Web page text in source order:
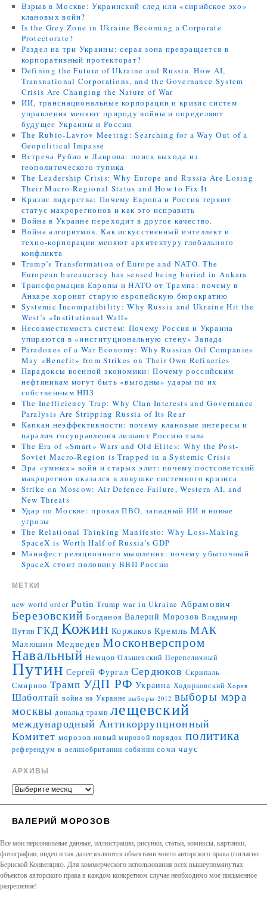
Взрыв в Москве: Украинский след или «сирийское эхо»
клановых войн?
Is the Grey Zone in Ukraine Becoming a Corporate
Protectorate?
Раздел на три Украины: серая зона превращается в
корпоративный протекторат?
Defining the Future of Ukraine and Russia. How AI,
Transnational Corporations, and the Governance System
Crisis Are Changing the Nature of War
ИИ, транснациональные корпорации и кризис систем
управления меняют природу войны и определяют
будущее Украины и России
The Rubio-Lavrov Meeting: Searching for a Way Out of a
Geopolitical Impasse
Встреча Рубио и Лаврова: поиск выхода из
геополитического тупика
The Leadership Crisis: Why Europe and Russia Are Losing
Their Macro-Regional Status and How to Fix It
Кризис лидерства: Почему Европа и Россия теряют
статус макрорегионов и как это исправить
Война в Украине переходит в другое качество.
Война алгоритмов. Как искусственный интеллект и
техно-корпорации меняют архитектуру глобального
конфликта
Trump’s Transformation of Europe and NATO. The
European bureaucracy has sensed being buried in Ankara
Трансформация Европы и НАТО от Трампа: почему в
Анкаре хоронят старую европейскую бюрократию
Systemic Incompatibility: Why Russia and Ukraine Hit the
West’s «Institutional Wall»
Несовместимость систем: Почему Россия и Украина
упираются в «институциональную стену» Запада
Paradoxes of a War Economy: Why Russian Oil Companies
May «Benefit» from Strikes on Their Own Refineries
Парадоксы военной экономики: Почему российским
нефтяникам могут быть «выгодны» удары по их
собственным НПЗ
The Inefficiency Trap: Why Clan Interests and Governance
Paralysis Are Stripping Russia of Its Rear
Капкан неэффективности: почему клановые интересы и
паралич госуправления лишают Россию тыла
The Era of «Smart» Wars and Old Elites: Why the Post-
Soviet Macro-Region is Trapped in a Systemic Crisis
Эра «умных» войн и старых элит: почему постсоветский
макрорегион оказался в ловушке системного кризиса
Strike on Moscow: Air Defence Failure, Western AI, and
New Threats
Удар по Москве: провал ПВО, западный ИИ и новые
угрозы
The Relational Thinking Manifesto: Why Loss-Making
SpaceX is Worth Half of Russia’s GDP
Манифест реляционного мышления: почему убыточный
SpaceX стоит половину ВВП России
МЕТКИ
new world order Putin Trump war in Ukraine Абрамович
Березовский Богданов Валерий Морозов Владимир
Путин ГКД Кожин Коржаков Кремль МАК
Малюшин Медведев Москонверспром
Навальный Немцов Ольшевский Перепеличный
Путин Сергей Фургал Сердюков Скрипаль
Смирнов Трамп УДП РФ Украина Ходорковский Хорев
Шаболтай война на Украине выборы 2012 выборы мэра
москвы дональд трамп лещевский
международный Антикоррупционный
Комитет морозов новый мировой порядок политика
референдум в великобритании собянин сочи чаус
АРХИВЫ
ВАЛЕРИЙ МОРОЗОВ
Все мои персональные данные, иллюстрации, рисунки, статьи, комиксы, картинки,
фотографии, видео и так далее являются объектами моего авторского права (согласно
Бернской Конвенции). Для коммерческого использования всех вышеупомянутых
объектов авторского права в каждом конкретном случае необходимо мое письменное
разрешение!